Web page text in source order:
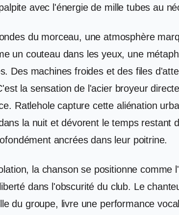
avec l'énergie de mille tubes au
du morceau, une atmosphère
un couteau dans les yeux, une
Des machines froides et des files
la sensation de l'acier broyeur
Ratlehole capture cette aliénation
la nuit et dévorent le temps restant
ancrées dans leur poitrine.
la chanson se positionne
dans l'obscurité du club. Le
du groupe, livre une performance